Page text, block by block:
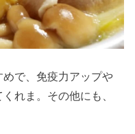
で、免疫力アップや
れま。その他にも、